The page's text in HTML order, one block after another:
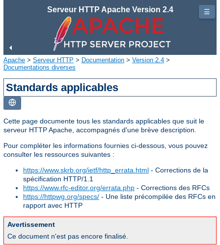
Serveur HTTP Apache Version 2.4
Apache > Serveur HTTP > Documentation > Version 2.4 >
Documentations diverses
Standards applicables
Cette page documente tous les standards applicables que suit le
serveur HTTP Apache, accompagnés d'une brève description.
Pour compléter les informations fournies ci-dessous, vous pouvez
consulter les ressources suivantes :
https://www.skrb.org/ietf/http_errata.html - Corrections de la
spécification HTTP/1.1
https://www.rfc-editor.org/errata.php - Corrections des RFCs
https://httpwg.org/specs/ - Une liste précompilée des RFCs en
rapport avec HTTP
Avertissement
Ce document n'est pas encore finalisé.
☰